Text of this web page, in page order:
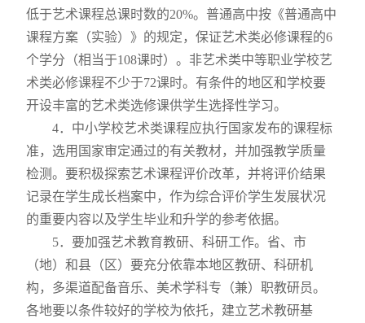
低于艺术课程总课时数的20%。普通高中按《普通高中
课程方案（实验）》的规定，保证艺术类必修课程的6
个学分（相当于108课时）。非艺术类中等职业学校艺
术类必修课程不少于72课时。有条件的地区和学校要
开设丰富的艺术类选修课供学生选择性学习。
4．中小学校艺术类课程应执行国家发布的课程标
准，选用国家审定通过的有关教材，并加强教学质量
检测。要积极探索艺术课程评价改革，并将评价结果
记录在学生成长档案中，作为综合评价学生发展状况
的重要内容以及学生毕业和升学的参考依据。
5．要加强艺术教育教研、科研工作。省、市
（地）和县（区）要充分依靠本地区教研、科研机
构，多渠道配备音乐、美术学科专（兼）职教研员。
各地要以条件较好的学校为依托，建立艺术教研基